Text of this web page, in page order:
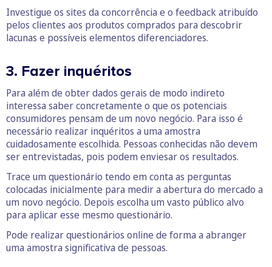
Investigue os sites da concorrência e o feedback atribuído
pelos clientes aos produtos comprados para descobrir
lacunas e possíveis elementos diferenciadores.
3. Fazer inquéritos
Para além de obter dados gerais de modo indireto
interessa saber concretamente o que os potenciais
consumidores pensam de um novo negócio. Para isso é
necessário realizar inquéritos a uma amostra
cuidadosamente escolhida. Pessoas conhecidas não devem
ser entrevistadas, pois podem enviesar os resultados.
Trace um questionário tendo em conta as perguntas
colocadas inicialmente para medir a abertura do mercado a
um novo negócio. Depois escolha um vasto público alvo
para aplicar esse mesmo questionário.
Pode realizar questionários online de forma a abranger
uma amostra significativa de pessoas.